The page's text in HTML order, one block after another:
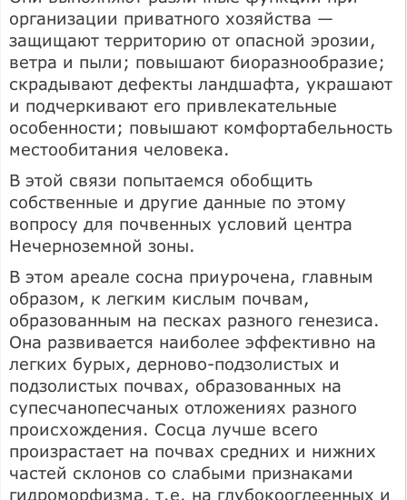
организации приватного хозяйства —
защищают территорию от опасной эрозии,
ветра и пыли; повышают биоразнообразие;
скрадывают дефекты ландшафта, украшают
и подчеркивают его привлекательные
особенности; повышают комфортабельность
местообитания человека.
В этой связи попытаемся обобщить
собственные и другие данные по этому
вопросу для почвенных условий центра
Нечерноземной зоны.
В этом ареале сосна приурочена, главным
образом, к легким кислым почвам,
образованным на песках разного генезиса.
Она развивается наиболее эффективно на
легких бурых, дерново-подзолистых и
подзолистых почвах, образованных на
супесчанопесчаных отложениях разного
происхождения. Сосца лучше всего
произрастает на почвах средних и нижних
частей склонов со слабыми признаками
гидроморфизма, т.е. на глубокооглеенных и